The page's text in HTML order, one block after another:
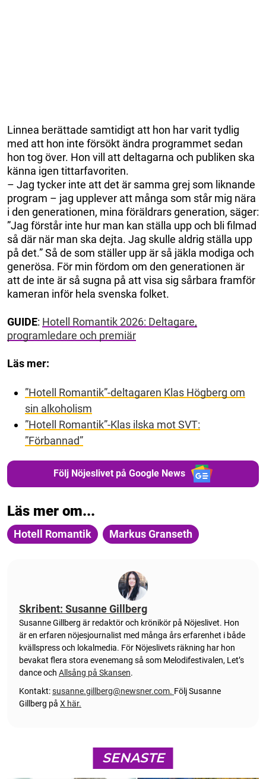
Linnea berättade samtidigt att hon har varit tydlig
med att hon inte försökt ändra programmet sedan
hon tog över. Hon vill att deltagarna och publiken ska
känna igen tittarfavoriten.
– Jag tycker inte att det är samma grej som liknande
program – jag upplever att många som står mig nära
i den generationen, mina föräldrars generation, säger:
”Jag förstår inte hur man kan ställa upp och bli filmad
så där när man ska dejta. Jag skulle aldrig ställa upp
på det.” Så de som ställer upp är så jäkla modiga och
generösa. För min fördom om den generationen är
att de inte är så sugna på att visa sig sårbara framför
kameran inför hela svenska folket.
GUIDE: Hotell Romantik 2026: Deltagare,
programledare och premiär
Läs mer:
”Hotell Romantik”-deltagaren Klas Högberg om
sin alkoholism
”Hotell Romantik”-Klas ilska mot SVT:
”Förbannad”
Följ Nöjeslivet på Google News
Läs mer om...
Hotell Romantik Markus Granseth
Skribent: Susanne Gillberg
Susanne Gillberg är redaktör och krönikör på Nöjeslivet. Hon
är en erfaren nöjesjournalist med många års erfarenhet i både
kvällspress och lokalmedia. För Nöjeslivets räkning har hon
bevakat flera stora evenemang så som Melodifestivalen, Let’s
dance och Allsång på Skansen.
Kontakt:susanne.gillberg@newsner.com. Följ Susanne
Gillberg på X här.
SENASTE